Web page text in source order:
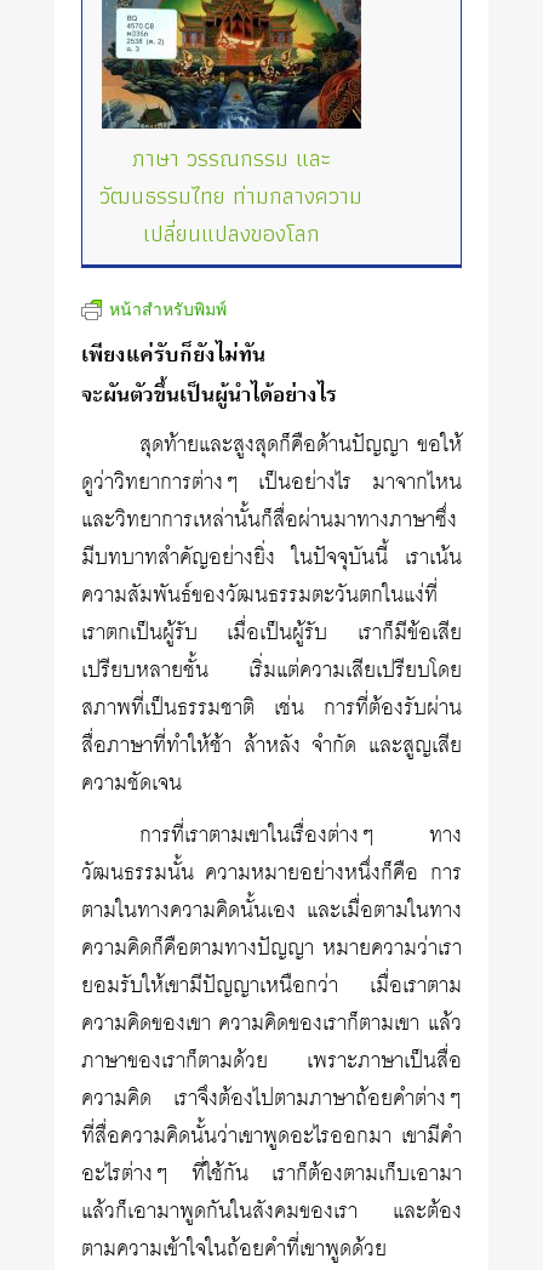
ภาษา วรรณกรรม และ
วัฒนธรรมไทย ท่ามกลางความ
เปลี่ยนแปลงของโลก
หน้าสำหรับพิมพ์
เพียงแค่รับก็ยังไม่ทัน
จะผันตัวขึ้นเป็นผู้นำได้อย่างไร
สุดท้ายและสูงสุดก็คือด้านปัญญา ขอให้
ดูว่าวิทยาการต่างๆ เป็นอย่างไร มาจากไหน
และวิทยาการเหล่านั้นก็สื่อผ่านมาทางภาษาซึ่ง
มีบทบาทสำคัญอย่างยิ่ง ในปัจจุบันนี้ เราเน้น
ความสัมพันธ์ของวัฒนธรรมตะวันตกในแง่ที่
เราตกเป็นผู้รับ เมื่อเป็นผู้รับ เราก็มีข้อเสีย
เปรียบหลายชั้น เริ่มแต่ความเสียเปรียบโดย
สภาพที่เป็นธรรมชาติ เช่น การที่ต้องรับผ่าน
สื่อภาษาที่ทำให้ช้า ล้าหลัง จำกัด และสูญเสีย
ความชัดเจน
การที่เราตามเขาในเรื่องต่างๆ ทาง
วัฒนธรรมนั้น ความหมายอย่างหนึ่งก็คือ การ
ตามในทางความคิดนั้นเอง และเมื่อตามในทาง
ความคิดก็คือตามทางปัญญา หมายความว่าเรา
ยอมรับให้เขามีปัญญาเหนือกว่า เมื่อเราตาม
ความคิดของเขา ความคิดของเราก็ตามเขา แล้ว
ภาษาของเราก็ตามด้วย เพราะภาษาเป็นสื่อ
ความคิด เราจึงต้องไปตามภาษาถ้อยคำต่างๆ
ที่สื่อความคิดนั้นว่าเขาพูดอะไรออกมา เขามีคำ
อะไรต่างๆ ที่ใช้กัน เราก็ต้องตามเก็บเอามา
แล้วก็เอามาพูดกันในสังคมของเรา และต้อง
ตามความเข้าใจในถ้อยคำที่เขาพูดด้วย